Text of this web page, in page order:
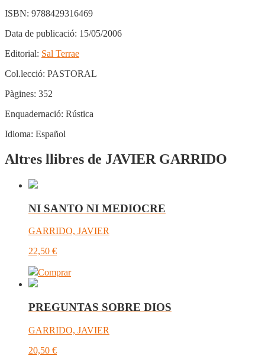
ISBN: 9788429316469
Data de publicació: 15/05/2006
Editorial: Sal Terrae
Col.lecció: PASTORAL
Pàgines: 352
Enquadernació: Rústica
Idioma: Español
Altres llibres de JAVIER GARRIDO
NI SANTO NI MEDIOCRE
GARRIDO, JAVIER
22,50 €
Comprar
PREGUNTAS SOBRE DIOS
GARRIDO, JAVIER
20,50 €